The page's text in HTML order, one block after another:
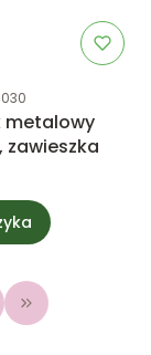
metalowy
zawieszka
Przejdź do